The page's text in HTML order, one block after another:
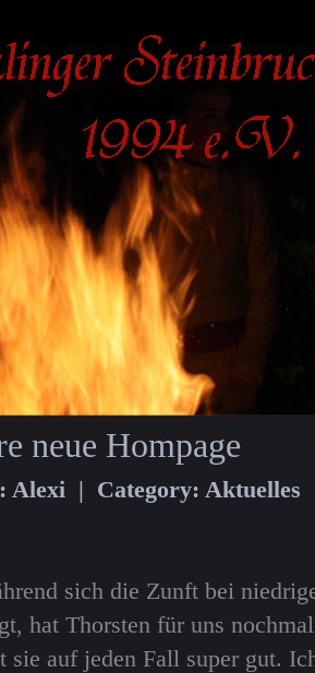
neue Hompage
Alexi | Category: Aktuelles
nd sich die Zunft bei
hat Thorsten für uns
auf jeden Fall super gut.